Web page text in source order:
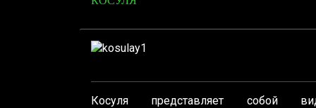
Косуля представляет собой